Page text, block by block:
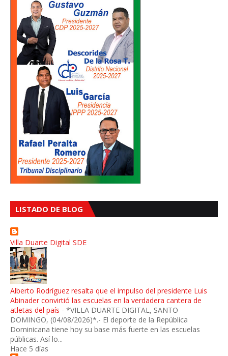
LISTADO DE BLOG
Villa Duarte Digital SDE
Alberto Rodríguez resalta que el impulso del presidente Luis
Abinader convirtió las escuelas en la verdadera cantera de
atletas del país - *VILLA DUARTE DIGITAL, SANTO
DOMINGO, (04/08/2026)*.- El deporte de la República
Dominicana tiene hoy su base más fuerte en las escuelas
públicas. Así lo...
Hace 5 días